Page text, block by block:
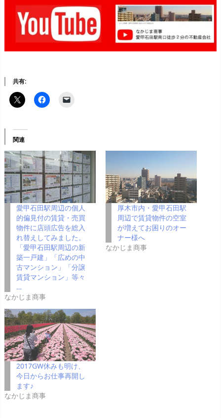
共有:
関連
愛甲石田駅周辺の個人
的偏見付の賃貸・売買
物件に店頭広告を総入
れ替えしてみました。
「愛甲石田駅周辺の新
築一戸建」「広めの中
古マンション」「分譲
賃貸マンション」等々
…
なかじま商事
厚木市内・愛甲石田駅
周辺で賃貸物件の空室
が増えてお困りのオー
ナー様へ
なかじま商事
2017GW休みも明け、
今日からお仕事再開し
ます♪
なかじま商事